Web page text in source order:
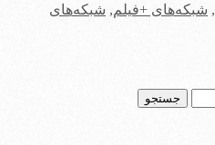
, شبکه‌های +فیلم, شبکه‌های